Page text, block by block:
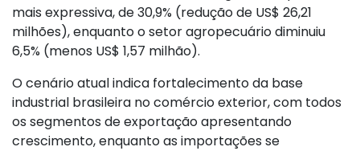
mais expressiva, de 30,9% (redução de US$ 26,21
milhões), enquanto o setor agropecuário diminuiu
6,5% (menos US$ 1,57 milhão).
O cenário atual indica fortalecimento da base
industrial brasileira no comércio exterior, com todos
os segmentos de exportação apresentando
crescimento, enquanto as importações se